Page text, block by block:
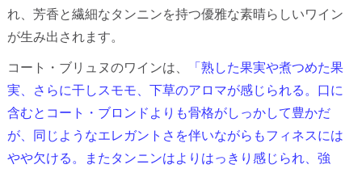
れ、芳香と繊細なタンニンを持つ優雅な素晴らしいワイン
が生み出されます。
コート・ブリュヌのワインは、
「熟した果実や煮つめた果
実、さらに干しスモモ、下草のアロマが感じられる。口に
含むとコート・ブロンドよりも骨格がしっかして豊かだ
が、同じようなエレガントさを伴いながらもフィネスには
やや欠ける。またタンニンはよりはっきり感じられ、強